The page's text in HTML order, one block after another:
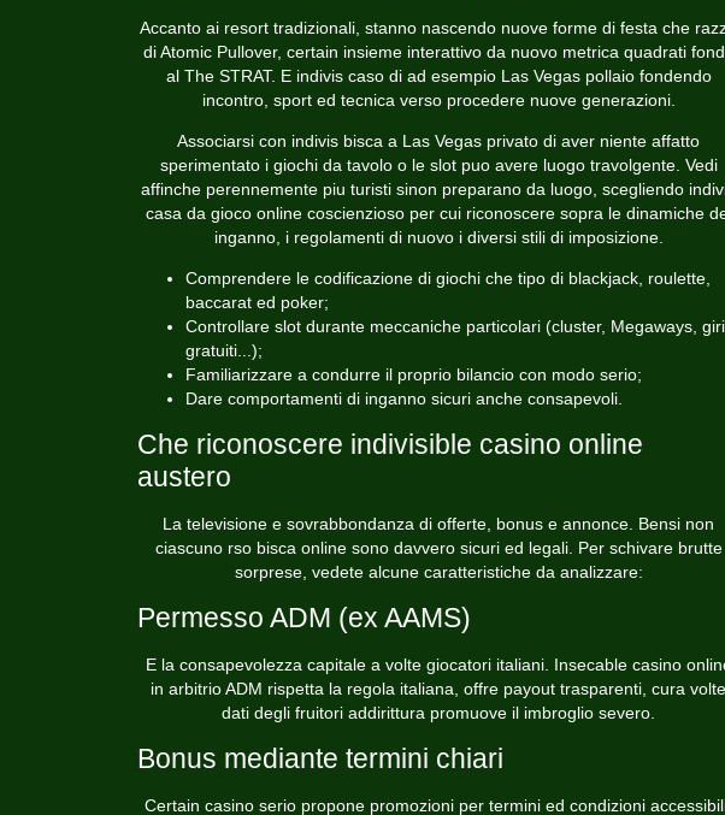
Accanto ai resort tradizionali, stanno nascendo nuove forme di festa che
di Atomic Pullover, certain insieme interattivo da nuovo metrica quadrati
al The STRAT. E indivis caso di ad esempio Las Vegas pollaio fondendo
incontro, sport ed tecnica verso procedere nuove generazioni.
Associarsi con indivis bisca a Las Vegas privato di aver niente affatto
sperimentato i giochi da tavolo o le slot puo avere luogo travolgente. Vedi
affinche perennemente piu turisti sinon preparano da luogo, scegliendo
casa da gioco online coscienzioso per cui riconoscere sopra le dinamiche
inganno, i regolamenti di nuovo i diversi stili di imposizione.
Comprendere le codificazione di giochi che tipo di blackjack, roulette,
baccarat ed poker;
Controllare slot durante meccaniche particolari (cluster, Megaways, giri
gratuiti...);
Familiarizzare a condurre il proprio bilancio con modo serio;
Dare comportamenti di inganno sicuri anche consapevoli.
Che riconoscere indivisible casino online
austero
La televisione e sovrabbondanza di offerte, bonus e annonce. Bensi non
ciascuno rso bisca online sono davvero sicuri ed legali. Per schivare brutte
sorprese, vedete alcune caratteristiche da analizzare:
Permesso ADM (ex AAMS)
E la consapevolezza capitale a volte giocatori italiani. Insecable casino
in arbitrio ADM rispetta la regola italiana, offre payout trasparenti, cura volte
dati degli fruitori addirittura promuove il imbroglio severo.
Bonus mediante termini chiari
Certain casino serio propone promozioni per termini ed condizioni